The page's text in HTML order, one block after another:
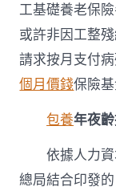
工基礎養老保
或許非因工整
請求按月支付
個月價錢保險
包養年夜
依據人力
總局結合印發